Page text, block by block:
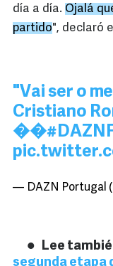
día a día. Ojalá
partido", declaró
"Vai ser o
Cristiano
��
— DAZN Portugal
Lee
segunda etapa